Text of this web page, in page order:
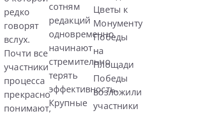
редко
говорят
вслух.
Почти все
участники
процесса
прекрасно
понимают,
сотням
редакций
одновременно,
начинают
стремительно
терять
эффективность.
Крупные
Цветы к
Монументу
Победы
на
Площади
Победы
возложили
участники